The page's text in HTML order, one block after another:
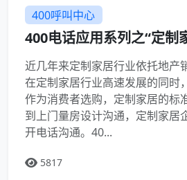
400呼叫中心
400电话应用系列之“定制
近几年来定制家居行业依托地产
在定制家居行业高速发展的同时
作为消费者选购，定制家居的标
到上门量房设计沟通，定制家居
开电话沟通。40...
5817